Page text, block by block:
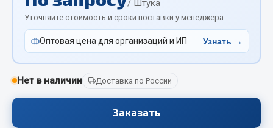
Отопители салона, подогреватели
Автономные воздушные отопители
Жидкостные подогреватели
Отопители салона
Подогреватели тосола
/ Штука
Уточняйте стоимость и сроки поставки у менеджера
Оптовая цена для организаций и ИП Узнать →
Нет в наличии Доставка по России
Заказать